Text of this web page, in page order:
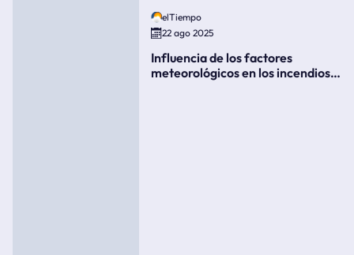
elTiempo
22 ago 2025
Influencia de los factores
meteorológicos en los incendios